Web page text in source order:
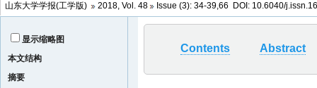
山东大学学报(工学版)
2018, Vol. 48 Issue (3): 34-39,66 DOI: 10.6040/
显示缩略图
本文结构
摘要
Contents Abstract